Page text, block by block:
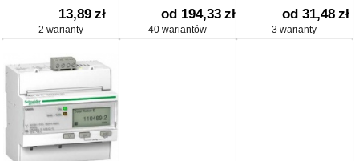
13,89 zł
2 warianty
od 194,33 zł
40 wariantów
od 31,48 zł
3 warianty